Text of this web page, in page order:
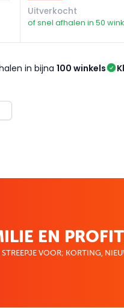
Uitverkocht
of snel afhalen in 50
in bijna100 winkels
EN
VOOR; KORTING,